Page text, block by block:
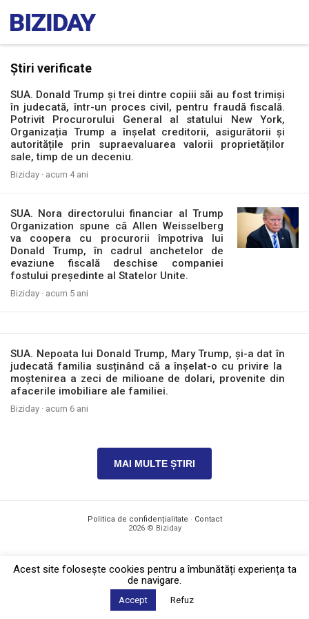
Știri verificate
SUA. Donald Trump și trei dintre copiii săi au fost trimiși
în judecată, într-un proces civil, pentru fraudă fiscală.
Potrivit Procurorului General al statului New York,
Organizația Trump a înșelat creditorii, asigurătorii și
autoritățile prin supraevaluarea valorii proprietăților
sale, timp de un deceniu.
Biziday · acum 4 ani
SUA. Nora directorului financiar al Trump
Organization spune că Allen Weisselberg
va coopera cu procurorii împotriva lui
Donald Trump, în cadrul anchetelor de
evaziune fiscală deschise companiei
fostului președinte al Statelor Unite.
Biziday · acum 5 ani
SUA. Nepoata lui Donald Trump, Mary Trump, și-a dat în
judecată familia susținând că a înșelat-o cu privire la
moștenirea a zeci de milioane de dolari, provenite din
afacerile imobiliare ale familiei.
Biziday · acum 6 ani
MAI MULTE ȘTIRI
Politica de confidențialitate · Contact
2026 © Biziday
Acest site foloseşte cookies pentru a îmbunătăți experiența ta
de navigare.
Accept Refuz